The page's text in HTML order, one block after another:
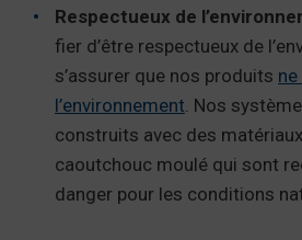
Respectueux de
fier d’être respectueux de
s’assurer que nos produits
l’environnement. Nos
construits avec des
caoutchouc moulé qui sont
danger pour les conditions